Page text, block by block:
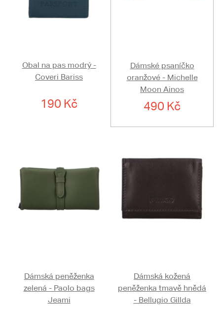
Obal na pas modrý -
Coveri Bariss
190 Kč
Dámské psaníčko
oranžové - Michelle
Moon Ainos
490 Kč
Dámská peněženka
zelená - Paolo bags
Jeami
Dámská kožená
peněženka tmavě hnědá
- Bellugio Gillda